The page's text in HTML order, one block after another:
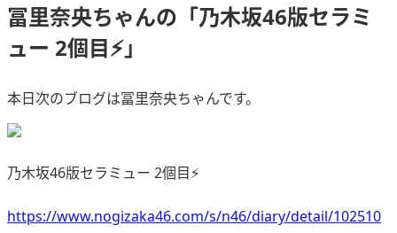
冨里奈央ちゃんの「乃木坂46版セラミ
ュー 2個目⚡️」
本日次のブログは冨里奈央ちゃんです。
乃木坂46版セラミュー 2個目⚡️
https://www.nogizaka46.com/s/n46/diary/detail/102510